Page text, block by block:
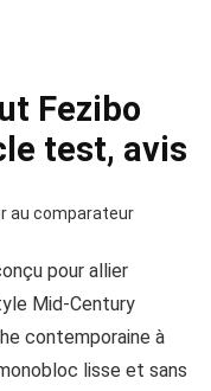
Fezibo
test, avis
au comparateur
pour allier
Mid-Century
contemporaine à
lisse et sans